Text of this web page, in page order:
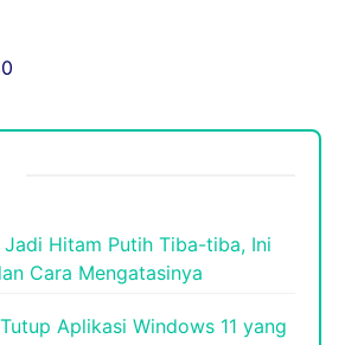
Hitam Putih Tiba-tiba, Ini
Cara Mengatasinya
Aplikasi Windows 11 yang